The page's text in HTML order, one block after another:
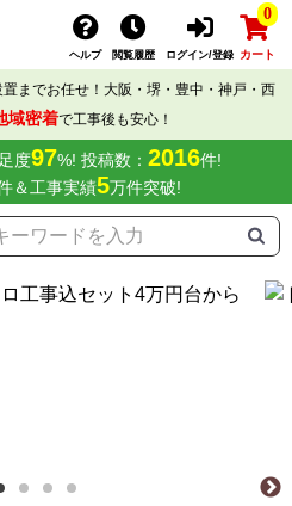
ヘルプ 閲覧履歴 ログイン/登録
0
カート
までお任せ！大阪・堺・豊中・神戸・西
域密着で工事後も安心！
度97%! 投稿数： 2016件!
＆工事実績5万件突破!